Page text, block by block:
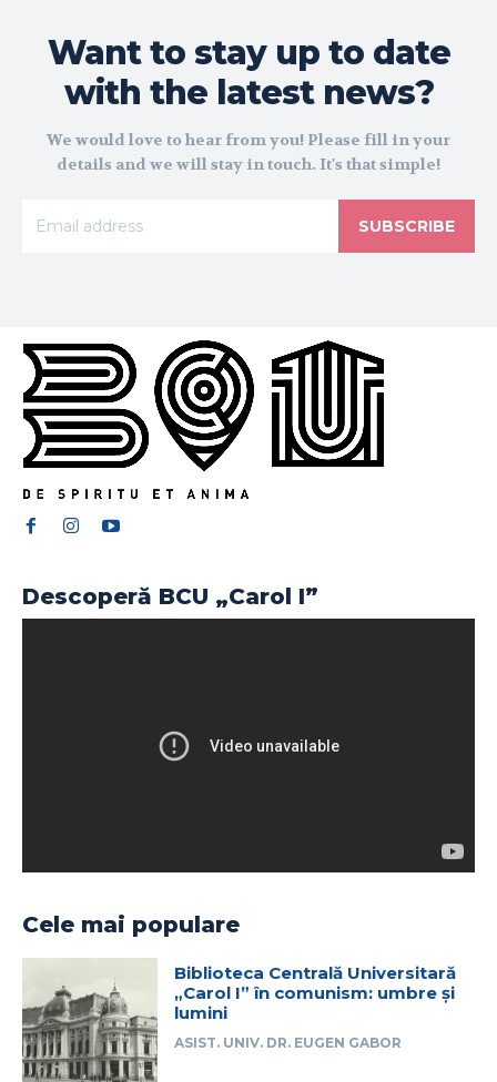
Want to stay up to date
with the latest news?
We would love to hear from you! Please fill in your
details and we will stay in touch. It's that simple!
SUBSCRIBE
Descoperă BCU „Carol I”
Cele mai populare
Biblioteca Centrală Universitară
„Carol I” în comunism: umbre și
lumini
ASIST. UNIV. DR. EUGEN GABOR